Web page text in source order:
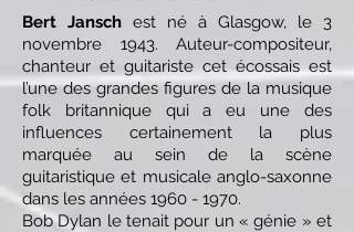
Bert Jansch est né à Glasgow, le 3
novembre 1943. Auteur-compositeur,
chanteur et guitariste cet écossais est
l’une des grandes figures de la musique
folk britannique qui a eu une des
influences certainement la plus
marquée au sein de la scène
guitaristique et musicale anglo-saxonne
dans les années 1960 - 1970.
Bob Dylan le tenait pour un « génie » et